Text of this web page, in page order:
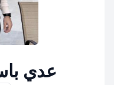
عدي